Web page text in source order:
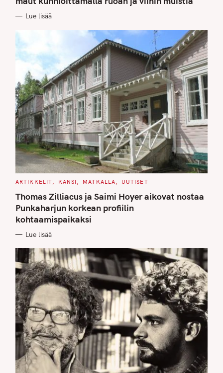
O
I
Lue lisää
C
T
E
G
O
R
I
S
ARTIKKELIT KANSI MATKALLA UUTISET
Thomas Zilliacus ja Saimi Hoyer aikovat nostaa
Punkaharjun korkean profiilin
kohtaamispaikaksi
Lue lisää